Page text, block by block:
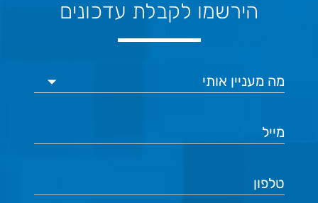
הירשמו לקבלת עדכונים